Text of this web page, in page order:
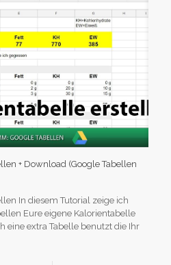
+ Download (Google Tabellen
In diesem Tutorial zeige ich
Eure eigene Kalorientabelle
eine extra Tabelle benutzt die Ihr